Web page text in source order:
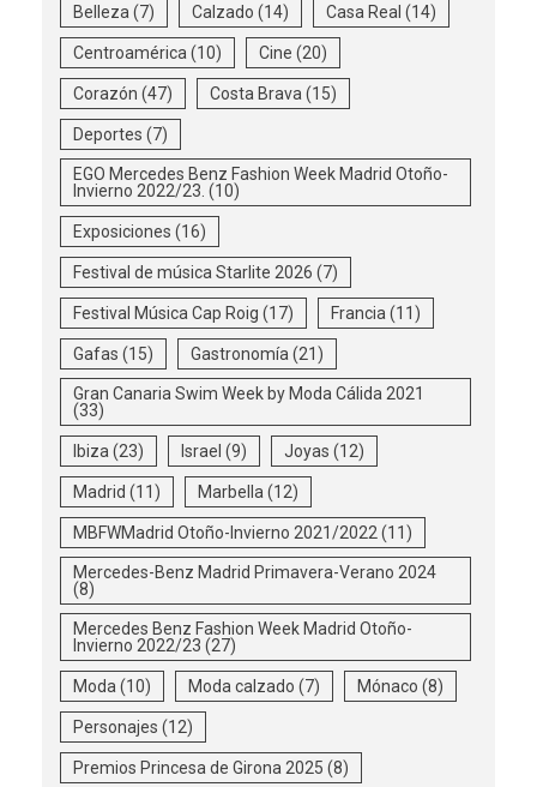
Belleza (7) Calzado (14) Casa Real (14)
Centroamérica (10) Cine (20)
Corazón (47) Costa Brava (15)
Deportes (7)
EGO Mercedes Benz Fashion Week Madrid Otoño-
Invierno 2022/23. (10)
Exposiciones (16)
Festival de música Starlite 2026 (7)
Festival Música Cap Roig (17) Francia (11)
Gafas (15) Gastronomía (21)
Gran Canaria Swim Week by Moda Cálida 2021
(33)
Ibiza (23) Israel (9) Joyas (12)
Madrid (11) Marbella (12)
MBFWMadrid Otoño-Invierno 2021/2022 (11)
Mercedes-Benz Madrid Primavera-Verano 2024
(8)
Mercedes Benz Fashion Week Madrid Otoño-
Invierno 2022/23 (27)
Moda (10) Moda calzado (7) Mónaco (8)
Personajes (12)
Premios Princesa de Girona 2025 (8)